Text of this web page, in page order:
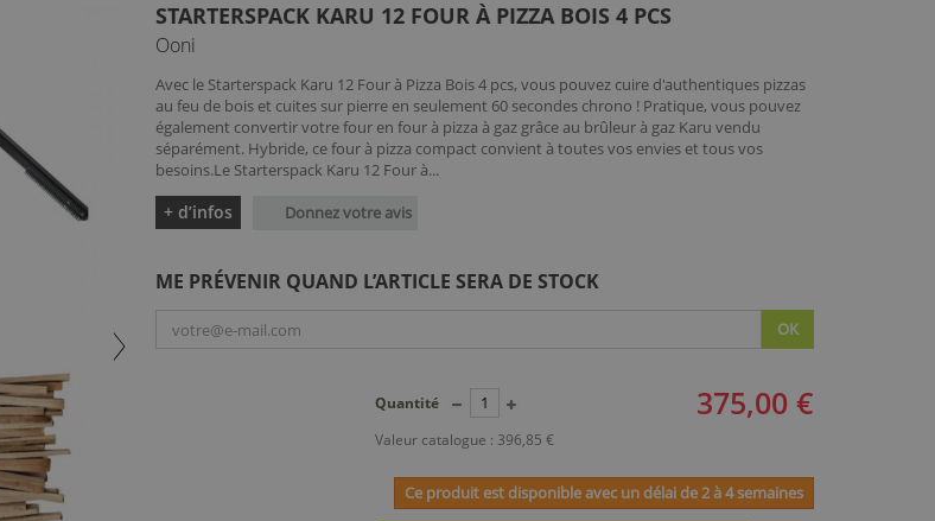
STARTERSPACK KARU 12 FOUR À PIZZA BOIS 4 PCS
Ooni
Avec le Starterspack Karu 12 Four à Pizza Bois 4 pcs, vous pouvez cuire d'authentiques pizzas
au feu de bois et cuites sur pierre en seulement 60 secondes chrono ! Pratique, vous pouvez
également convertir votre four en four à pizza à gaz grâce au brûleur à gaz Karu vendu
séparément. Hybride, ce four à pizza compact convient à toutes vos envies et tous vos
besoins.Le Starterspack Karu 12 Four à...
+ d’infos Donnez votre avis
ME PRÉVENIR QUAND L’ARTICLE SERA DE STOCK
OK
375,00 €
Quantité
Valeur catalogue : 396,85 €
Ce produit est disponible avec un délai de 2 à 4 semaines